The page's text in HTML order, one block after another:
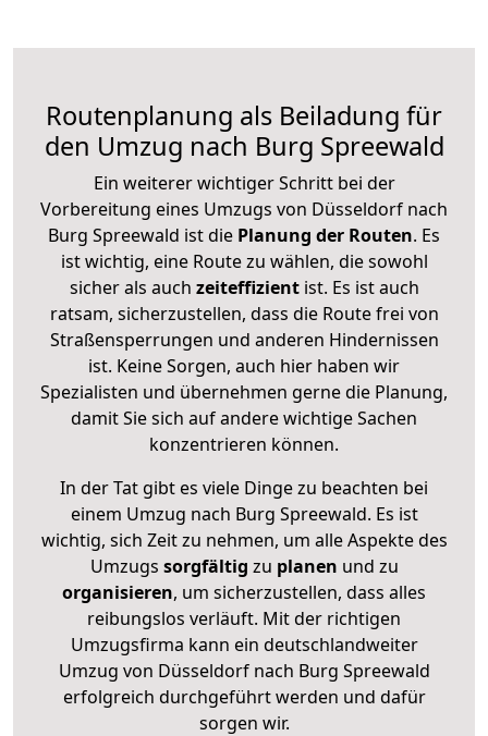
Routenplanung als Beiladung für
den Umzug nach Burg Spreewald
Ein weiterer wichtiger Schritt bei der
Vorbereitung eines Umzugs von Düsseldorf nach
Burg Spreewald ist die Planung der Routen. Es
ist wichtig, eine Route zu wählen, die sowohl
sicher als auch zeiteffizientist. Es ist auch
ratsam, sicherzustellen, dass die Route frei von
Straßensperrungen und anderen Hindernissen
ist. Keine Sorgen, auch hier haben wir
Spezialisten und übernehmen gerne die Planung,
damit Sie sich auf andere wichtige Sachen
konzentrieren können.
In der Tat gibt es viele Dinge zu beachten bei
einem Umzug nach Burg Spreewald. Es ist
wichtig, sich Zeit zu nehmen, um alle Aspekte des
Umzugs sorgfältig zu planen und zu
organisieren, um sicherzustellen, dass alles
reibungslos verläuft. Mit der richtigen
Umzugsfirma kann ein deutschlandweiter
Umzug von Düsseldorf nach Burg Spreewald
erfolgreich durchgeführt werden und dafür
sorgen wir.